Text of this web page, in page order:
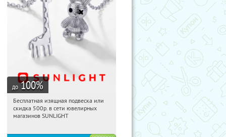
до 100%
05:09:43 Получили:
Россия
Бесплатная изящная подвеска или
скидка 500р. в сети ювелирных
магазинов SUNLIGHT